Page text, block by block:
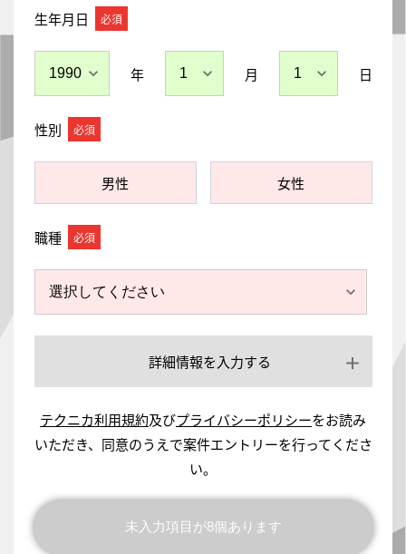
生年月日
年 月 日
性別
男性 女性
職種
詳細情報を入力する
テクニカ利用規約及びプライバシーポリシーをお読み
いただき、同意のうえで案件エントリーを行ってくださ
い。
同意の上、確認画面へ
未入力項目が8個あります